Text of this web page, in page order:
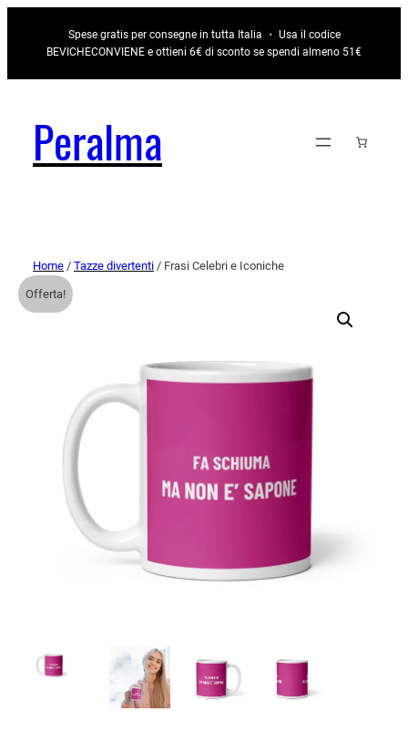
Spese gratis per consegne in tutta Italia ・ Usa il codice
BEVICHECONVIENE e ottieni 6€ di sconto se spendi almeno 51€
Peralma
Home / Tazze divertenti / Frasi Celebri e Iconiche
Offerta!